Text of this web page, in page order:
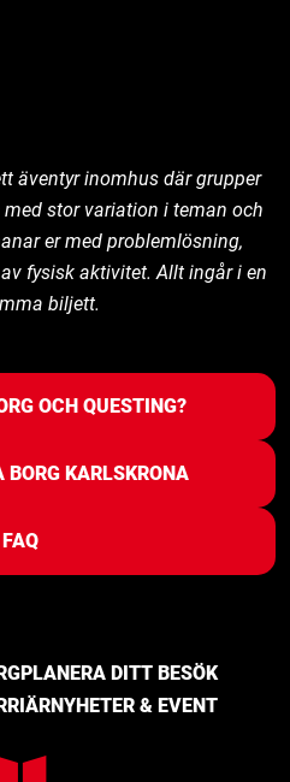
äventyr inomhus där grupper
stor variation i teman och
er med problemlösning,
fysisk aktivitet. Allt ingår i en
biljett.
OCH QUESTING?
BORG KARLSKRONA
FAQ
PLANERA DITT BESÖK
NYHETER & EVENT